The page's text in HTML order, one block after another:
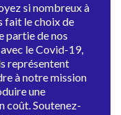
si nombreux à
fait le choix de
partie de nos
le Covid-19,
représentent
à notre mission
une
coût. Soutenez-